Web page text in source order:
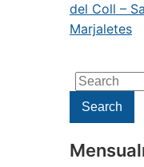
del Coll –
Marjaletes
Search
for:Search